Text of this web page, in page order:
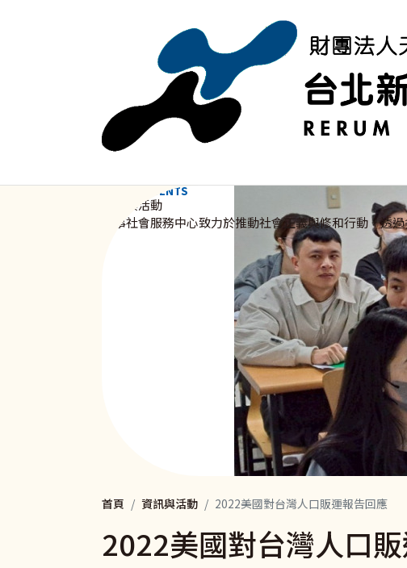
NEWS & EVENTS
資訊與活動
新事社會服務中心致力於推動社會正義與修和行動，
首頁 資訊與活動 2022美國對台灣人口販運報告回應
2022美國對台灣人口